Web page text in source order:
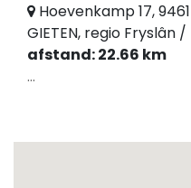
Hoevenkamp 17, 9461
GIETEN, regio Fryslân
afstand: 22.66 km
...